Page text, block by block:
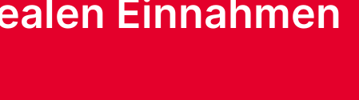
Einnahmen